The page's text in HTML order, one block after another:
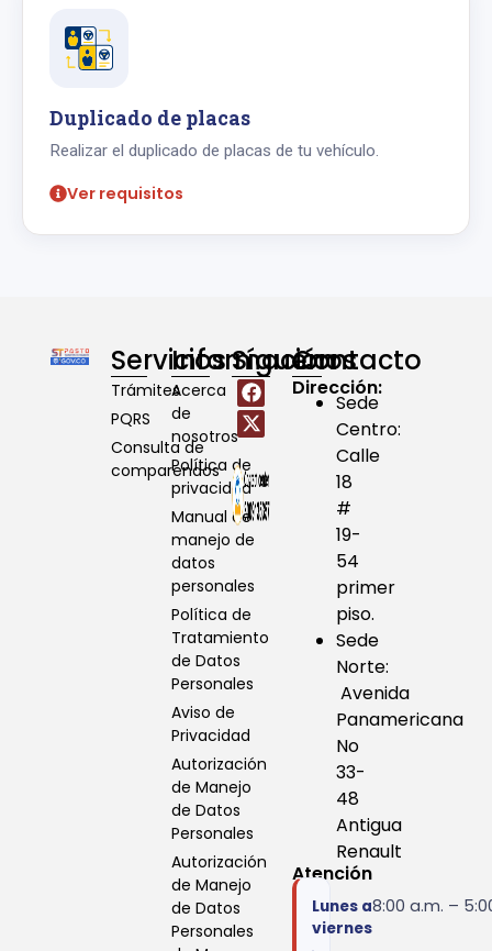
Duplicado de placas
Realizar el duplicado de placas de tu vehículo.
Ver requisitos
Servicios
Trámites
PQRS
Consulta de
comparendos
Información
Acerca
de
nosotros
Política de
privacidad
Manual de
manejo de
datos
personales
Política de
Tratamiento
de Datos
Personales
Aviso de
Privacidad
Autorización
de Manejo
de Datos
Personales
Autorización
de Manejo
de Datos
Personales
SíguenosContacto
Dirección:
Sede
Centro:
Calle
18
#
19-
54
primer
piso.
Sede
Norte:
Avenida
Panamericana
No
33-
48
Antigua
Renault
Atención
Lunes a
viernes
8:00 a.m. –